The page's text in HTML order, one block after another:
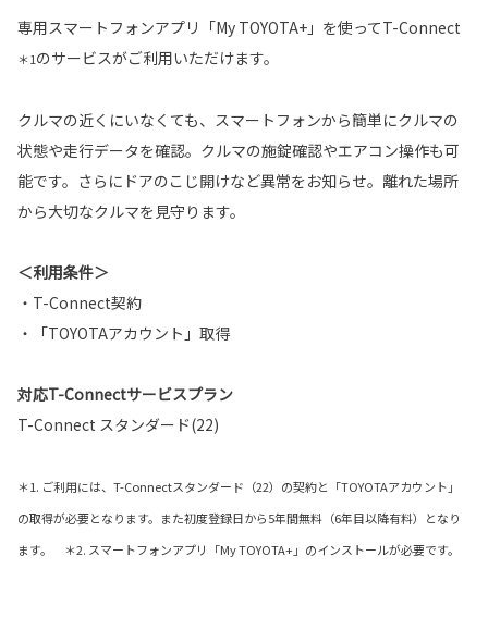
専用スマートフォンアプリ「My TOYOTA+」を使ってT-Connect
＊1のサービスがご利用いただけます。
クルマの近くにいなくても、スマートフォンから簡単にクルマの
状態や走行データを確認。クルマの施錠確認やエアコン操作も可
能です。さらにドアのこじ開けなど異常をお知らせ。離れた場所
から大切なクルマを見守ります。
＜利用条件＞
・T-Connect契約
・「TOYOTAアカウント」取得
対応T-Connectサービスプラン
T-Connect スタンダード(22)
＊1. ご利用には、T-Connectスタンダード（22）の契約と「TOYOTAアカウント」
の取得が必要となります。また初度登録日から5年間無料（6年目以降有料）となり
ます。 ＊2. スマートフォンアプリ「My TOYOTA+」のインストールが必要です。